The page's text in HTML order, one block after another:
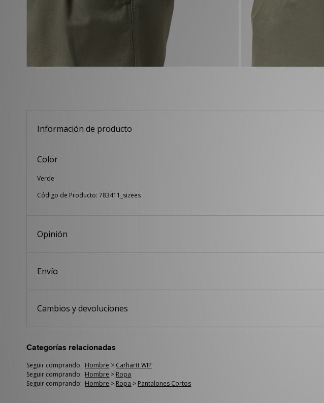
Información de producto
Color
Verde
Código de Producto: 783411_sizees
Opinión
Envío
Cambios y devoluciones
Categorías relacionadas
Seguir comprando: Hombre > Carhartt WIP
Seguir comprando: Hombre > Ropa
Seguir comprando: Hombre > Ropa > Pantalones Cortos